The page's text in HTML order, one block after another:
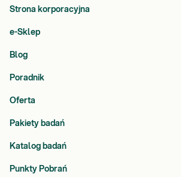
Strona korporacyjna
e-Sklep
Blog
Poradnik
Oferta
Pakiety badań
Katalog badań
Punkty Pobrań